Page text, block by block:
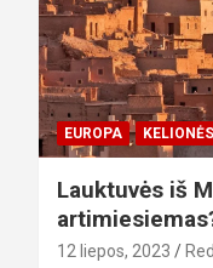
EUROPA KELIONĖS
Lauktuvės iš
12 liepos, 2023